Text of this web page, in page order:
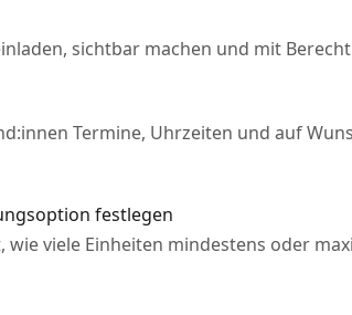
sichtbar machen und mit
Termine, Uhrzeiten und auf
festlegen
viele Einheiten mindestens oder